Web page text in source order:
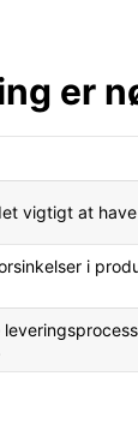
er
vigtigt at
i